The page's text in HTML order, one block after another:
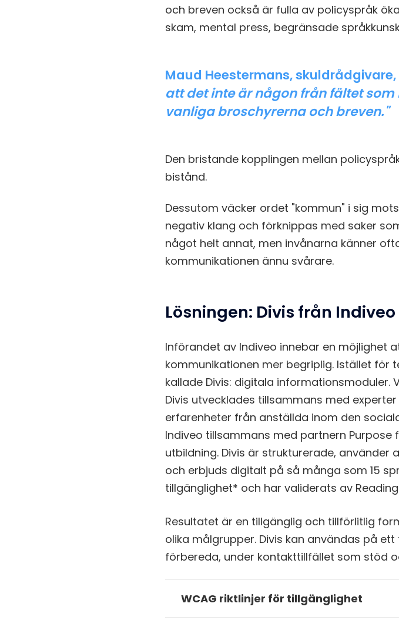
och breven också är fulla av policyspråk
skam, mental press, begränsade
Maud Heestermans,
att det inte är någon från fältet
vanliga broschyrerna och breven."
Den bristande kopplingen mellan
bistånd.
Dessutom väcker ordet "kommun" i sig
negativ klang och förknippas med saker
något helt annat, men invånarna känner
kommunikationen ännu svårare.
Lösningen: Divis från Indiveo
Införandet av Indiveo innebar en möjlighet
kommunikationen mer begriplig. Istället
kallade Divis: digitala
Divis utvecklades tillsammans med
erfarenheter från anställda inom den
Indiveo tillsammans med partnern
utbildning. Divis är strukturerade, använder
och erbjuds digitalt på så många som 15
tillgänglighet* och har validerats av
Resultatet är en tillgänglig och tillförlitlig
olika målgrupper. Divis kan användas på
förbereda, under kontakttillfället som stöd
WCAG riktlinjer för tillgänglighet